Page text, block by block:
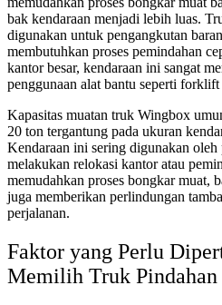
bak kendaraan menjadi lebih luas.
digunakan untuk pengangkutan
membutuhkan proses pemindahan
kantor besar, kendaraan ini sangat
penggunaan alat bantu seperti
Kapasitas muatan truk Wingbox
20 ton tergantung pada ukuran
Kendaraan ini sering digunakan oleh
melakukan relokasi kantor atau
memudahkan proses bongkar muat,
juga memberikan perlindungan
perjalanan.
Faktor yang Perlu
Memilih Truk Pindahan